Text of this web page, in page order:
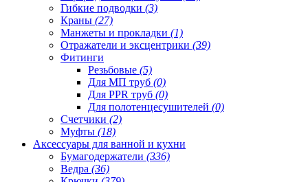
Гибкие подводки (3)
Краны (27)
Манжеты и прокладки (1)
Отражатели и эксцентрики (39)
Фитинги
Резьбовые (5)
Для МП труб (0)
Для PPR труб (0)
Для полотенцесушителей (0)
Счетчики (2)
Муфты (18)
Аксессуары для ванной и кухни
Бумагодержатели (336)
Ведра (36)